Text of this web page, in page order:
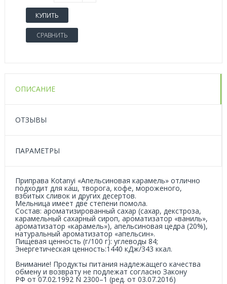
КУПИТЬ
СРАВНИТЬ
ОПИСАНИЕ
ОТЗЫВЫ
ПАРАМЕТРЫ
Приправа Kotanyi «Апельсиновая карамель» отлично
подходит для каш, творога, кофе, мороженого,
взбитых сливок и других десертов.
Мельница имеет две степени помола.
Состав: ароматизированный сахар (сахар, декстроза,
карамельный сахарный сироп, ароматизатор «ваниль»,
ароматизатор «карамель»), апельсиновая цедра (20%),
натуральный ароматизатор «апельсин».
Пищевая ценность (г/100 г): углеводы 84;
Энергетическая ценность:1440 кДж/343 ккал.
Внимание! Продукты питания надлежащего качества
обмену и возврату не подлежат согласно Закону
РФ от07.02.1992 N 2300–1 (ред. от 03.07.2016)